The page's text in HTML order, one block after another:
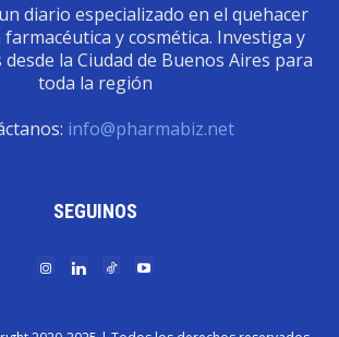
diario especializado en el quehacer
y cosmética. Investiga y
la Ciudad de Buenos Aires para
toda la región
info@pharmabiz.net
SEGUINOS